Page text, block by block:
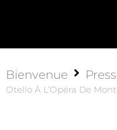
Bienvenue
Otello À L’Opéra De